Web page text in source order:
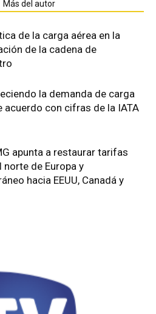
Más del autor
de la carga aérea en la
de la cadena de
la demanda de carga
acuerdo con cifras de la IATA
apunta a restaurar tarifas
norte de Europa y
hacia EEUU, Canadá y